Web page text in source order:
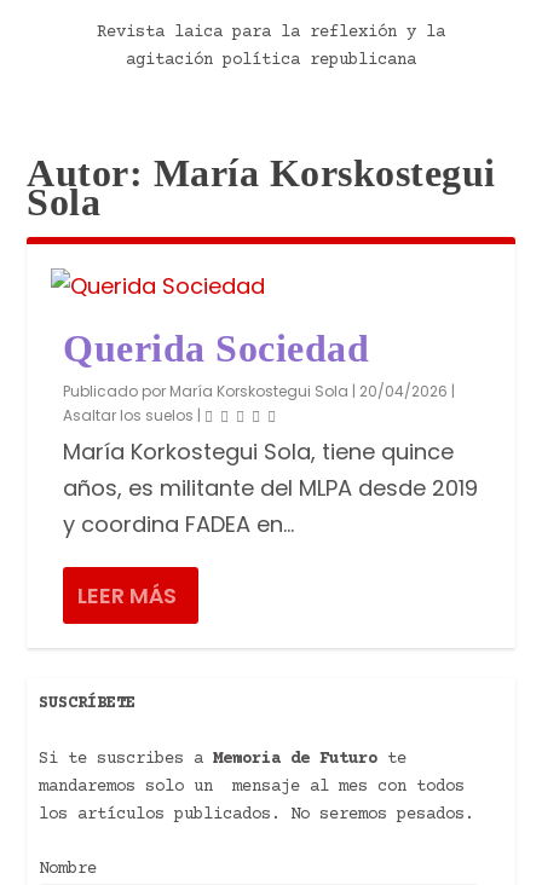
Revista laica para la reflexión y la
agitación política republicana
Autor: María Korskostegui
Sola
Querida Sociedad
Publicado por María Korskostegui Sola | 20/04/2026 |
Asaltar los suelos |
María Korkostegui Sola, tiene quince
años, es militante del MLPA desde 2019
y coor­dina FADEA en...
LEER MÁS
SUSCRÍBETE
Si te suscribes aMemoria de Futuro te
mandaremos solo un mensaje al mes con todos
los artículos publicados. No seremos pesados.
Nombre